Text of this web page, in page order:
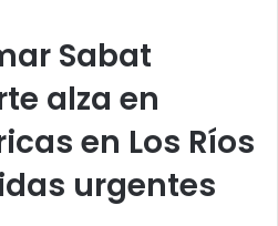
Sabat
alza en
en Los Ríos
urgentes